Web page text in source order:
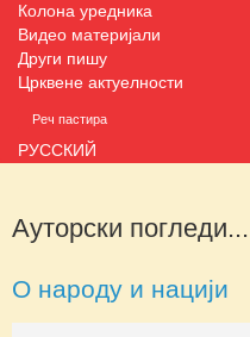
Колона уредника
Видео материјали
Други пишу
Црквене актуелности
Реч пастира
РУССКИЙ
Ауторски погледи...
О народу и нацији